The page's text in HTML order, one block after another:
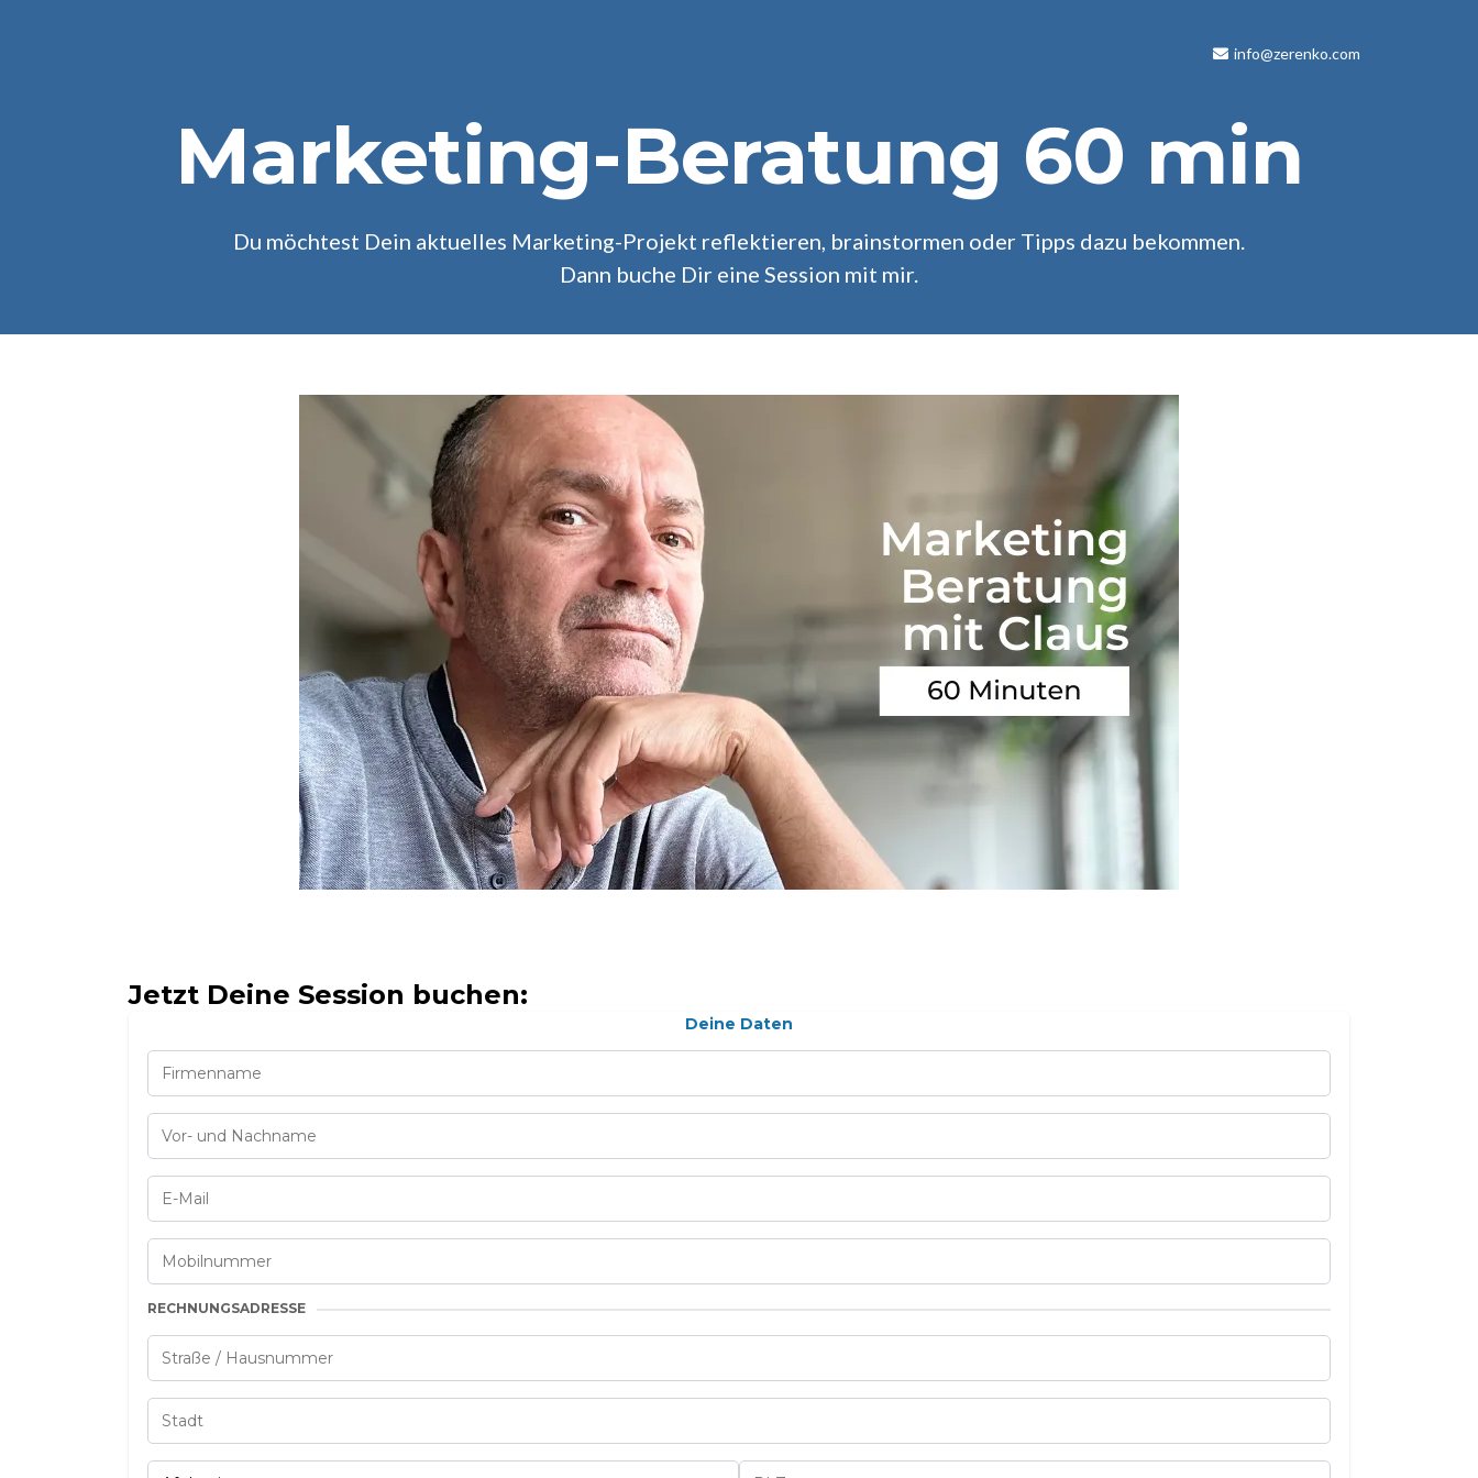
info@zerenko.com
Marketing-Beratung 60 min
Du möchtest Dein aktuelles Marketing-Projekt reflektieren, brainstormen oder Tipps dazu bekommen.
Dann buche Dir eine Session mit mir.
Jetzt Deine Session buchen:
Deine Daten
RECHNUNGSADRESSE